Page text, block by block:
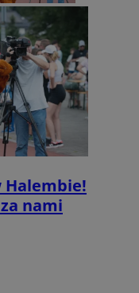
Halembie!
nami